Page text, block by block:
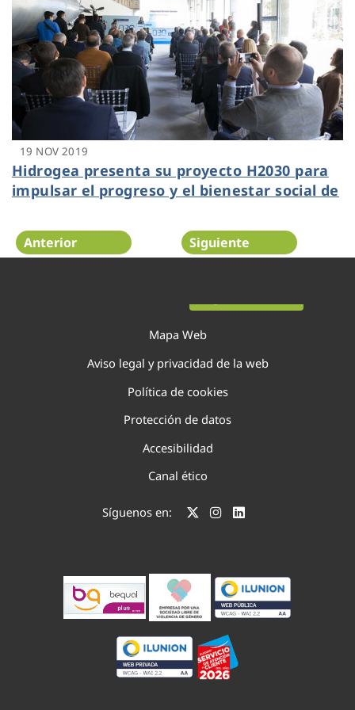
19 NOV 2019
Hidrogea presenta su proyecto H2030 para
impulsar el progreso y el bienestar social de
Anterior Siguiente
Mapa Web
Aviso legal y privacidad de la web
Política de cookies
Protección de datos
Accesibilidad
Canal ético
Síguenos en: